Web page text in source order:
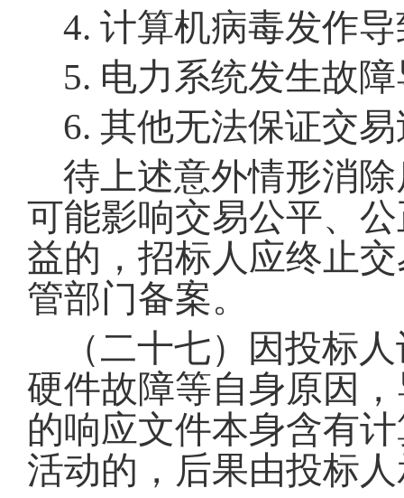
4. 计算机病毒发作
5. 电力系统发生故
6. 其他无法保证交
待上述意外情形消
可能影响交易公平、
益的，招标人应终止
管部门备案。
（二十七）因投标
硬件故障等自身原因
的响应文件本身含有
活动的，后果由投标